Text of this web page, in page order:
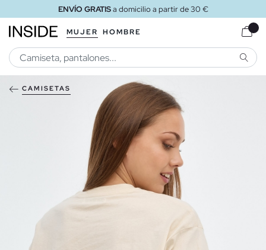
ENVÍO GRATISa domicilio a partir de 30 €
MUJER HOMBRE
CAMISETAS